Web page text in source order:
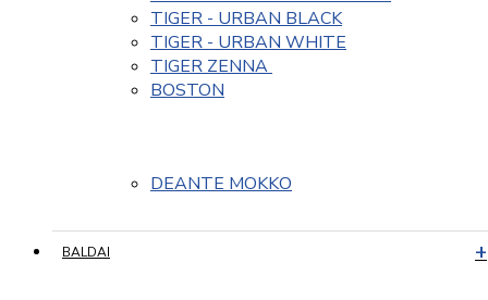
TIGER - URBAN BLACK
TIGER - URBAN WHITE
TIGER ZENNA
BOSTON
DEANTE MOKKO
BALDAI